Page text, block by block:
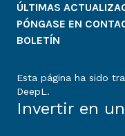
ÚLTIMAS
PÓNGASE EN
BOLETÍN
Esta página ha sido
DeepL.
Invertir en